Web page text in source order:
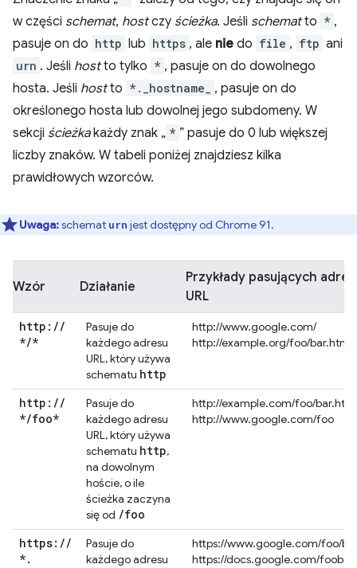
w części schemat, hostczy ścieżka. Jeśli schematto * ,
pasuje on do http lub https , ale nie do file , ftp ani
urn . Jeśli hostto tylko * , pasuje on do dowolnego
hosta. Jeśli hostto *._hostname_
, pasuje on do
określonego hosta lub dowolnej jego subdomeny. W
sekcji ścieżkakażdy znak „ * ” pasuje do 0 lub większej
liczby znaków. W tabeli poniżej znajdziesz kilka
prawidłowych wzorców.
Uwaga:schemat urn jest dostępny od Chrome 91.
Wzór Działanie
Przykłady pasujących
URL
http: //
*/*
Pasuje do
każdego adresu
URL, który używa
schematu http
http://www.google.com/
http://example.org/foo/bar.html
http: //
*/foo*
Pasuje do
każdego adresu
URL, który używa
schematu http,
na dowolnym
hoście, o ile
ścieżka zaczyna
się od /foo
http://example.com/foo/bar.html
http://www.google.com/foo
https: //
*.
Pasuje do
każdego adresu
https://www.google.com/foo/
https://docs.google.com/foobar